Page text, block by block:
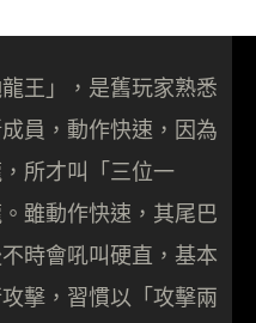
王」，是舊玩家熟悉
員，動作快速，因為
所才叫「三位一
雖動作快速，其尾巴
時會吼叫硬直，基本
擊，習慣以「攻擊兩